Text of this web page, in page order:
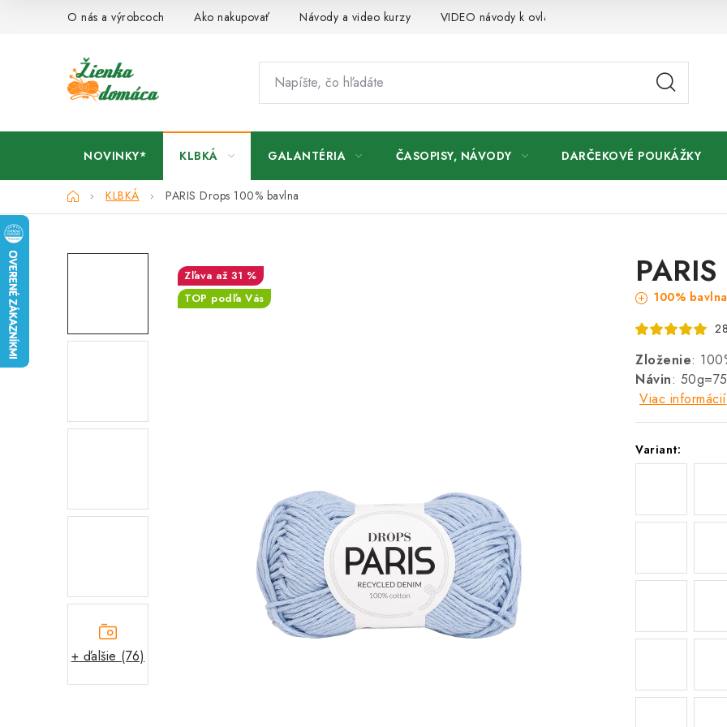
O nás a výrobcoch Ako nakupovať Návody a video kurzy VIDEO návody k ovládaniu e-shopu
NOVINKY* KLBKÁ GALANTÉRIA ČASOPISY, NÁVODY DARČEKOVÉ POUKÁŽKY
DomovKLBKÁ PARIS Drops 100% bavlna
+ ďalšie (76)
100% bavlna
Zloženie:
Návin:
Viac informácií
Variant:
až 31 %
TOP podľa Vás